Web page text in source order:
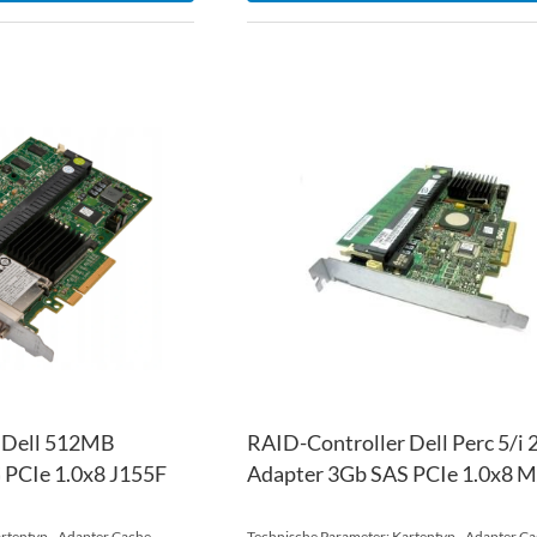
VERGLEICHSLISTE
HINZUFÜGEN
512MB
1.0x8 J155F
RAID-Controller Dell Perc 5/i
Adapter 3Gb SAS PCIe 1.0x8